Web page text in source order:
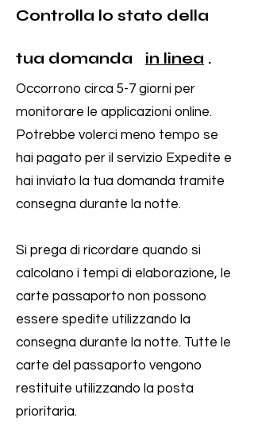
Controlla lo stato della
tua domanda in linea .
Occorrono circa 5-7 giorni per
monitorare le applicazioni online.
Potrebbe volerci meno tempo se
hai pagato per il servizio Expedite e
hai inviato la tua domanda tramite
consegna durante la notte.
Si prega di ricordare quando si
calcolano i tempi di elaborazione, le
carte passaporto non possono
essere spedite utilizzando la
consegna durante la notte. Tutte le
carte del passaporto vengono
restituite utilizzando la posta
prioritaria.